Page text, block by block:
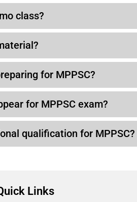
class?
for MPPSC?
for MPPSC exam?
qualification for MPPSC?
Links